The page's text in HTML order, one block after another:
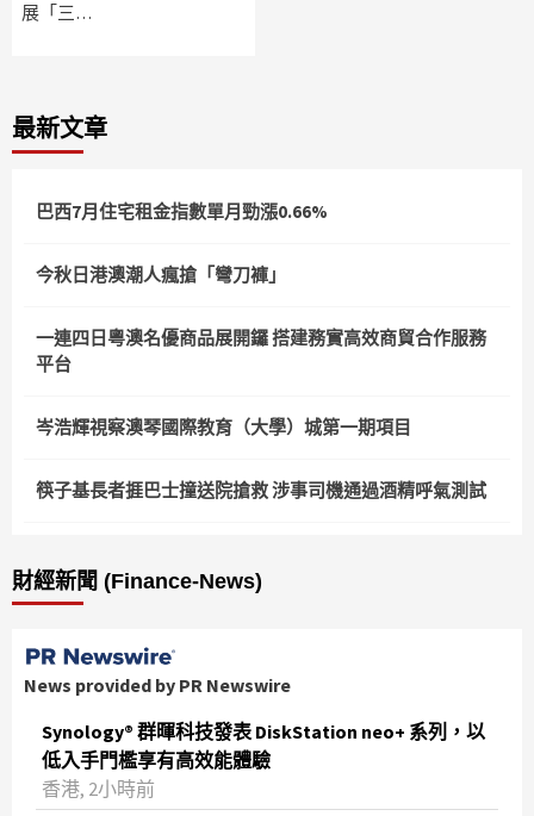
展「三…
最新文章
巴西7月住宅租金指數單月勁漲0.66%
今秋日港澳潮人瘋搶「彎刀褲」
一連四日粵澳名優商品展開鑼 搭建務實高效商貿合作服務
平台
岑浩輝視察澳琴國際教育（大學）城第一期項目
筷子基長者捱巴士撞送院搶救 涉事司機通過酒精呼氣測試
財經新聞 (Finance-News)
News provided by PR Newswire
Synology® 群暉科技發表 DiskStation neo+ 系列，以
低入手門檻享有高效能體驗
香港, 2小時前